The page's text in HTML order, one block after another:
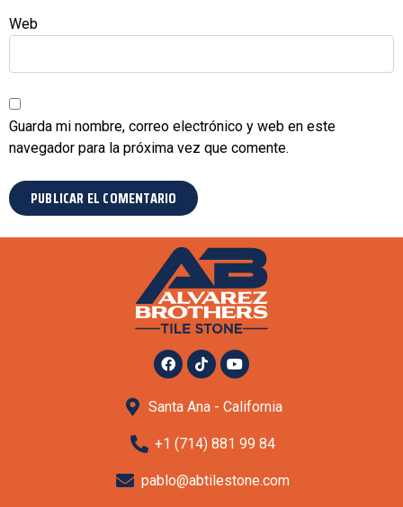
Web
Guarda mi nombre, correo electrónico y web en este
navegador para la próxima vez que comente.
Santa Ana - California
+1 (714) 881 99 84
pablo@abtilestone.com